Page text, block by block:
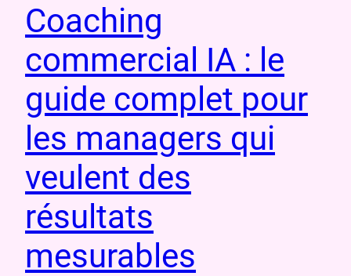
Coaching
commercial IA : le
guide complet pour
les managers qui
veulent des
résultats
mesurables